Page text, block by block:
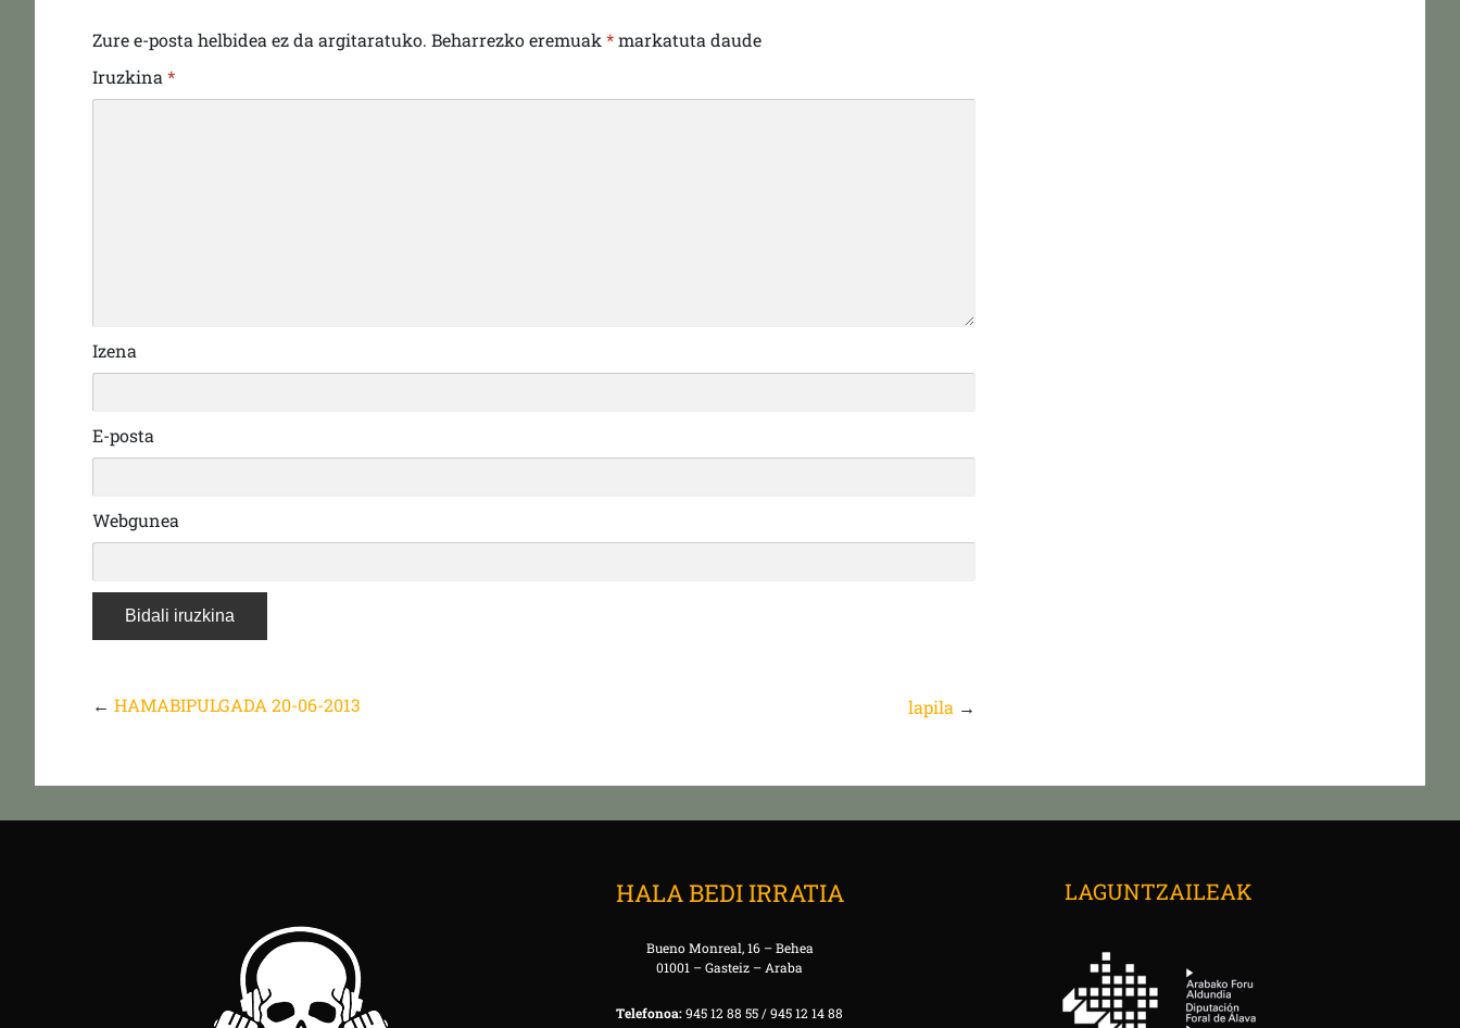
Zure e-posta helbidea ez da argitaratuko. Beharrezko eremuak*markatuta daude
Iruzkina*
Izena
E-posta
Webgunea
←HAMABIPULGADA 20-06-2013 lapila →
HALA BEDI IRRATIA
Bueno Monreal, 16 – Behea
01001 – Gasteiz – Araba
Telefonoa:945 12 88 55 / 945 12 14 88
LAGUNTZAILEAK